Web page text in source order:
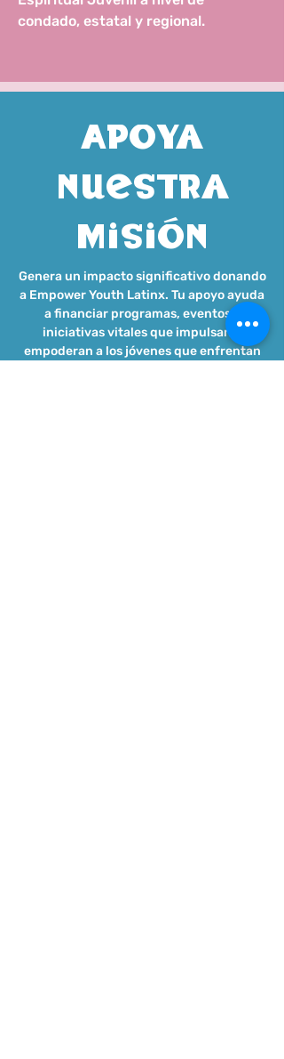
condado, estatal y regional.
Apoya
nuestra
misión
Genera un impacto significativo donando
a Empower Youth Latinx. Tu apoyo ayuda
a financiar programas, eventos e
iniciativas vitales que impulsan y
empoderan a los jóvenes que enfrentan